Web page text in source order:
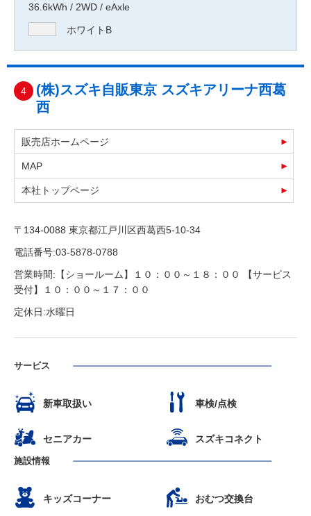
36.6kWh / 2WD / eAxle
ホワイトB
4
(株)スズキ自販東京 スズキアリーナ西葛
西
販売店ホームページ
MAP
本社トップページ
〒134-0088 東京都江戸川区西葛西5-10-34
電話番号:03-5878-0788
営業時間:【ショールーム】１０：００～１８：００ 【サービス
受付】１０：００～１７：００
定休日:水曜日
サービス
新車取扱い 車検/点検
セニアカー スズキコネクト
施設情報
キッズコーナー おむつ交換台